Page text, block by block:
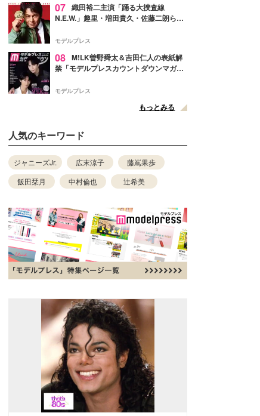
07 織田裕二主演「踊る大捜査線
N.E.W.」趣里・増田貴久・佐藤二朗ら新
徴する“謎のキーワード”も
モデルプレス
08 M!LK曽野舜太＆吉田仁人の表紙解
禁「モデルプレスカウントダウンマガジ
モデルプレス
もっとみる
人気のキーワード
ジャニーズJr. 広末涼子
藤嶌果歩
飯田栞月
中村倫也 辻希美